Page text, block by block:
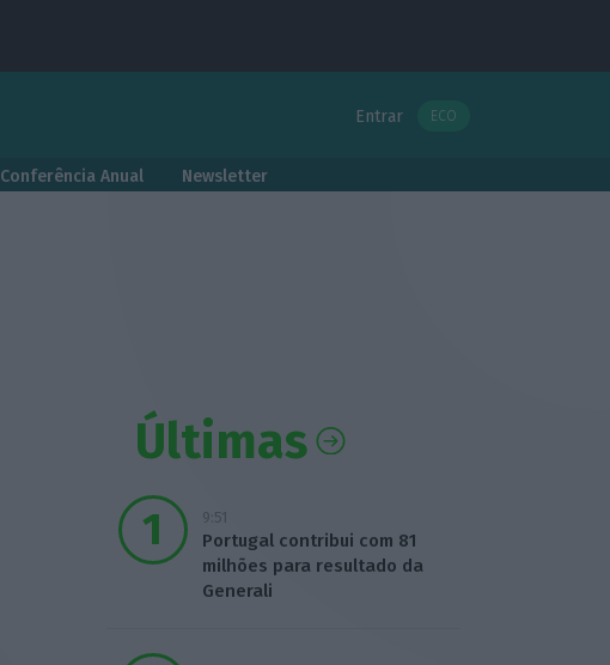
Entrar ECO
Conferência Anual Newsletter
Últimas
9:51
Portugal contribui com 81
milhões para resultado da
Generali